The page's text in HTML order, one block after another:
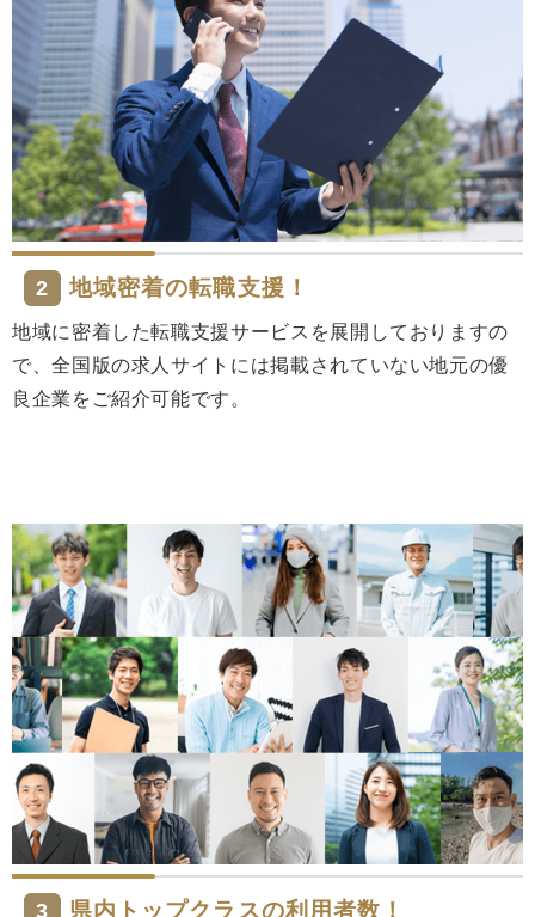
2 地域密着の転職支援！
地域に密着した転職支援サービスを展開しておりますの
で、全国版の求人サイトには掲載されていない地元の優
良企業をご紹介可能です。
3 県内トップクラスの利用者数！